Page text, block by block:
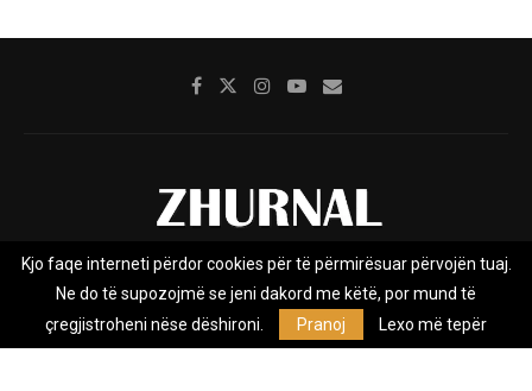
Rreth nesh Impresumi Marketing
Kontakt
Privacy Policy
Zhurnal.mk është Agjenci e Lajmeve e pavarur, e themeluar në vitin
Kjo faqe interneti përdor cookies për të përmirësuar përvojën tuaj.
Ne do të supozojmë se jeni dakord me këtë, por mund të
çregjistroheni nëse dëshironi.
Pranoj Lexo më tepër